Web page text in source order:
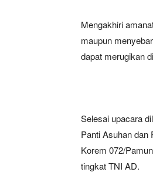
Mengakhiri
maupun
dapat merugikan
Selesai upacara
Panti Asuhan dan
Korem 072/
tingkat TNI AD.